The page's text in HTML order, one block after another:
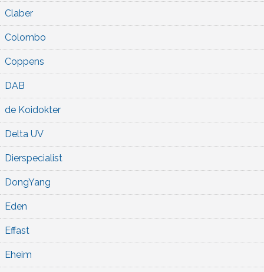
Claber
Colombo
Coppens
DAB
de Koidokter
Delta UV
Dierspecialist
DongYang
Eden
Effast
Eheim